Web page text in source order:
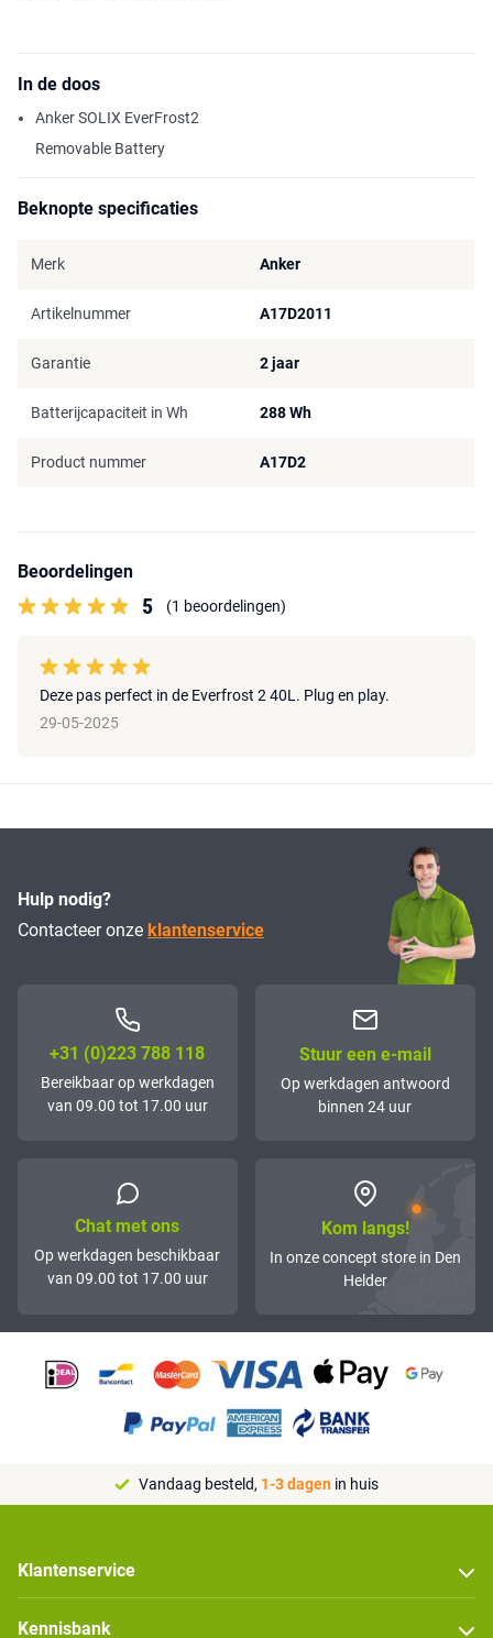
In de doos
Anker SOLIX EverFrost2
Removable Battery
Beknopte specificaties
Merk Anker
Artikelnummer A17D2011
Garantie 2 jaar
Batterijcapaciteit in Wh 288 Wh
Product nummer A17D2
Beoordelingen
5 (1 beoordelingen)
Deze pas perfect in de Everfrost 2 40L. Plug en play.
29-05-2025
Hulp nodig?
Contacteer onze klantenservice
+31 (0)223 788 118
Bereikbaar op werkdagen
van 09.00 tot 17.00 uur
Stuur een e-mail
Op werkdagen antwoord
binnen 24 uur
Chat met ons
Op werkdagen beschikbaar
van 09.00 tot 17.00 uur
Kom langs!
In onze concept store in Den
Helder
Vandaag besteld, 1-3 dagen in huis
Klantenservice
Kennisbank